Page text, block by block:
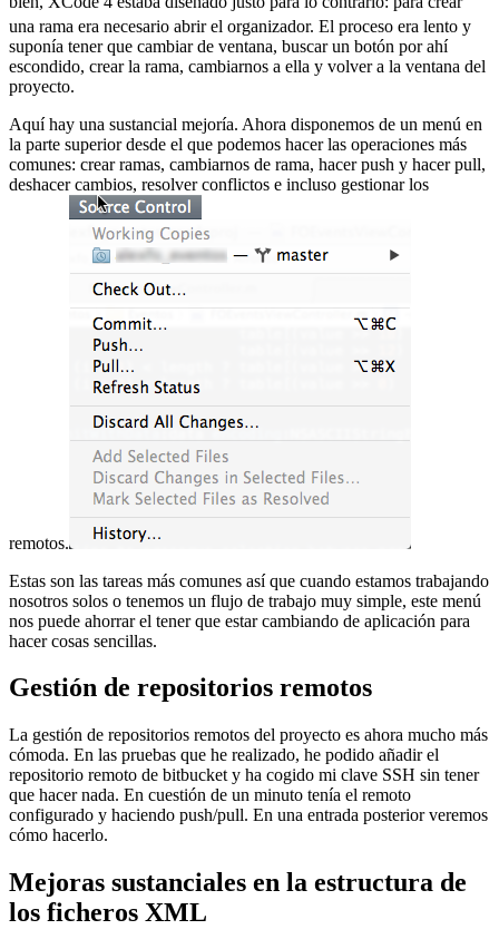
una rama era necesario abrir el organizador. El proceso era lento y
suponía tener que cambiar de ventana, buscar un botón por ahí
escondido, crear la rama, cambiarnos a ella y volver a la ventana del
proyecto.
Aquí hay una sustancial mejoría. Ahora disponemos de un menú en
la parte superior desde el que podemos hacer las operaciones más
comunes: crear ramas, cambiarnos de rama, hacer push y hacer pull,
deshacer cambios, resolver conflictos e incluso gestionar los
remotos.
Estas son las tareas más comunes así que cuando estamos trabajando
nosotros solos o tenemos un flujo de trabajo muy simple, este menú
nos puede ahorrar el tener que estar cambiando de aplicación para
hacer cosas sencillas.
Gestión de repositorios remotos
La gestión de repositorios remotos del proyecto es ahora mucho más
cómoda. En las pruebas que he realizado, he podido añadir el
repositorio remoto de bitbucket y ha cogido mi clave SSH sin tener
que hacer nada. En cuestión de un minuto tenía el remoto
configurado y haciendo push/pull. En una entrada posterior veremos
cómo hacerlo.
Mejoras sustanciales en la estructura de
los ficheros XML